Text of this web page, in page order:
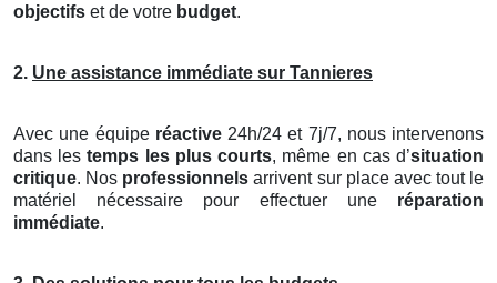
objectifs et de votre budget.
2. Une assistance immédiate sur Tannieres
Avec une équipe réactive24h/24 et 7j/7, nous intervenons
dans lestemps les plus courts, même en cas d’situation
critique. Nos professionnels arrivent sur place avec tout le
matériel nécessaire pour effectuer une réparation
immédiate.